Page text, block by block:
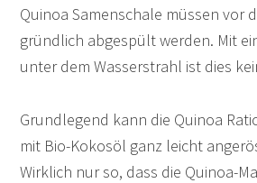
Quinoa Samenschale müssen vor
gründlich abgespült werden. Mit
unter dem Wasserstrahl ist dies
Grundlegend kann die Quinoa
mit Bio-Kokosöl ganz leicht
Wirklich nur so, dass die Quinoa-